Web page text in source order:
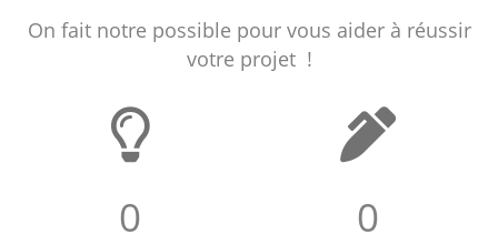
On fait notre possible pour vous aider à réussir
votre projet !
0 0